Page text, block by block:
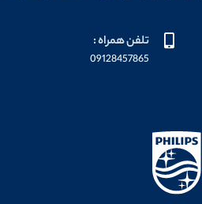
تلفن همراه :
09128457865